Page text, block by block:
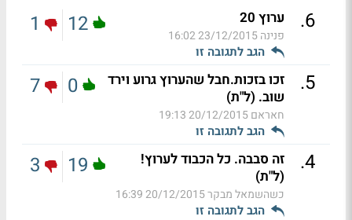
6
. ערוץ 20
פנינה23/12/2015 16:02
הגב לתגובה זו
12
1
5
.
זכו בזכות.חבל שהערוץ גרוע וירד
שוב. (ל"ת)
חאראם20/12/2015 19:13
הגב לתגובה זו
0
7
4
.
זה סבבה. כל הכבוד לערוץ!
(ל"ת)
כשהשמאל מבקר20/12/2015 16:39
הגב לתגובה זו
19
3